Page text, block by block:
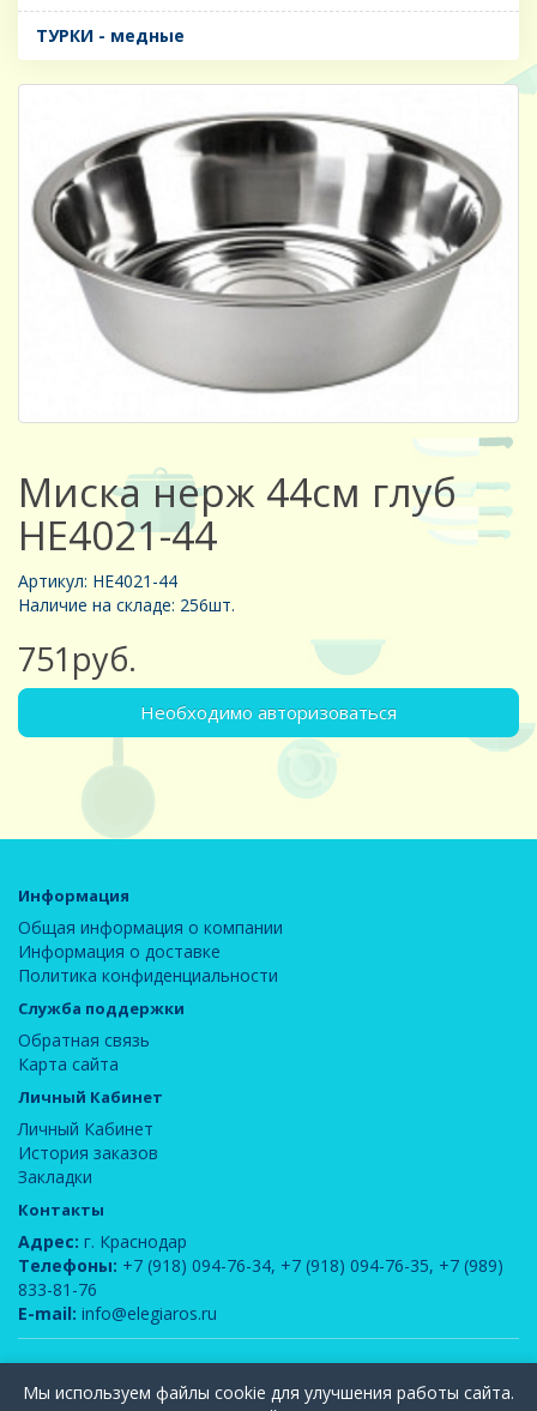
ТУРКИ - медные
Миска нерж 44см глуб
HE4021-44
Артикул: HE4021-44
Наличие на складе: 256шт.
751руб.
Необходимо авторизоваться
Информация
Общая информация о компании
Информация о доставке
Политика конфиденциальности
Служба поддержки
Обратная связь
Карта сайта
Личный Кабинет
Личный Кабинет
История заказов
Закладки
Контакты
Адрес: г. Краснодар
Телефоны: +7 (918) 094-76-34, +7 (918) 094-76-35, +7 (989)
833-81-76
E-mail: info@elegiaros.ru
Вся информация, содержащаяся на данном сайте, является интеллектуальной
Мы используем файлы cookie для улучшения работы сайта.